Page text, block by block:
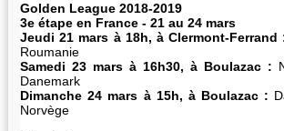
Golden League 2018-2019
3e étape en France - 21 au 24 mars
Jeudi 21 mars à 18h, à Clermont-Ferrand
Roumanie
Samedi 23 mars à 16h30, à Boulazac :
Danemark
Dimanche 24 mars à 15h, à Boulazac :
Norvège